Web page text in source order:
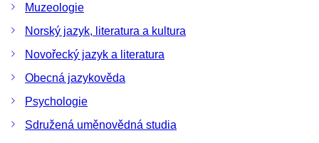
Muzeologie
Norský jazyk, literatura a kultura
Novořecký jazyk a literatura
Obecná jazykověda
Psychologie
Sdružená uměnovědná studia